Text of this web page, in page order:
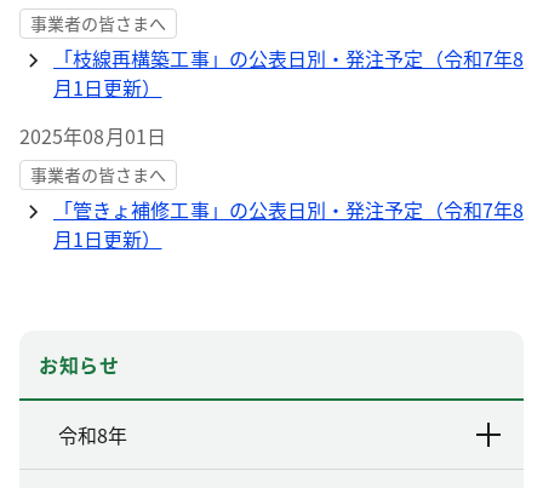
事業者の皆さまへ
「枝線再構築工事」の公表日別・発注予定（令和7年8
月1日更新）
2025年08月01日
事業者の皆さまへ
「管きょ補修工事」の公表日別・発注予定（令和7年8
月1日更新）
お知らせ
令和8年